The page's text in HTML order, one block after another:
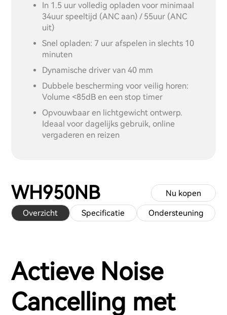
In 1.5 uur volledig opladen voor minimaal
34uur speeltijd (ANC aan) / 55uur (ANC
uit)
Snel opladen: 7 uur afspelen in slechts 10
minuten
Dynamische driver van 40 mm
Dubbele bescherming voor veilig horen:
Volume <85dB en een stop timer
Opvouwbaar en lichtgewicht ontwerp.
Ideaal voor dagelijks gebruik, online
vergaderen en reizen
WH950NB
Overzicht Specificatie Ondersteuning
Nu kopen
Actieve Noise
Cancelling met